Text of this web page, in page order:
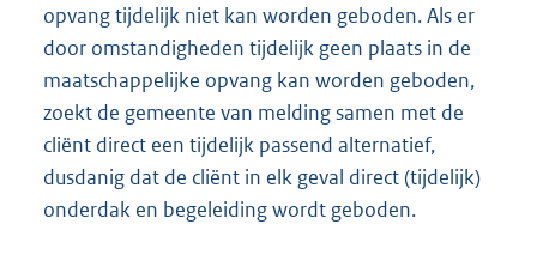
opvang tijdelijk niet kan worden geboden. Als er
door omstandigheden tijdelijk geen plaats in de
maatschappelijke opvang kan worden geboden,
zoekt de gemeente van melding samen met de
cliënt direct een tijdelijk passend alternatief,
dusdanig dat de cliënt in elk geval direct (tijdelijk)
onderdak en begeleiding wordt geboden.